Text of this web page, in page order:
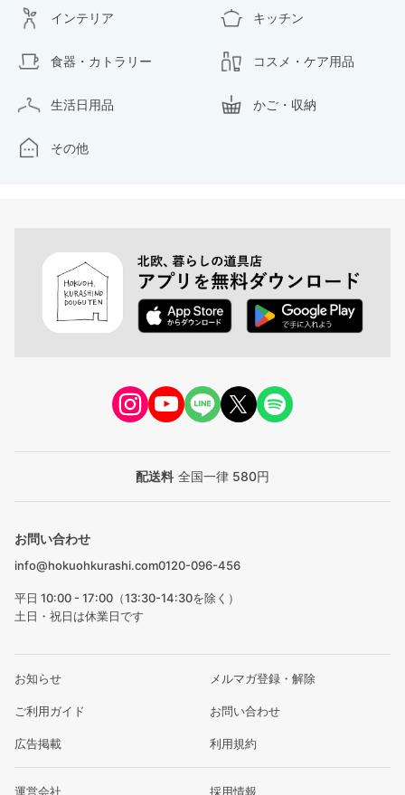
インテリア キッチン
食器・カトラリー コスメ・ケア用品
生活日用品 かご・収納
その他
配送料 全国一律 580円
お問い合わせ
info@hokuohkurashi.com0120-096-456
平日 10:00 - 17:00（13:30-14:30を除く）
土日・祝日は休業日です
お知らせ メルマガ登録・解除
ご利用ガイド お問い合わせ
広告掲載 利用規約
運営会社 採用情報